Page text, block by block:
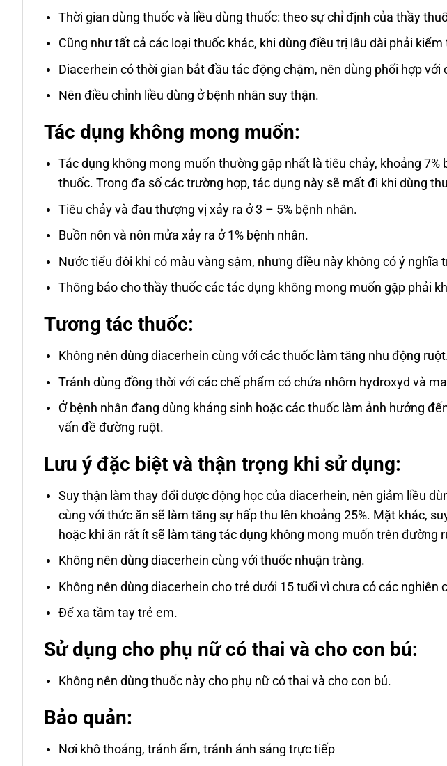
Thời gian dùng thuốc và liều dùng thuốc: theo sự chỉ định của thầy
Cũng như tất cả các loại thuốc khác, khi dùng điều trị lâu dài phải
Diacerhein có thời gian bắt đầu tác động chậm, nên dùng phối hợp
Nên điều chỉnh liều dùng ở bệnh nhân suy thận.
Tác dụng không mong muốn:
Tác dụng không mong muốn thường gặp nhất là tiêu chảy, khoảng
thuốc. Trong đa số các trường hợp, tác dụng này sẽ mất đi khi dùng
Tiêu chảy và đau thượng vị xảy ra ở 3 – 5% bệnh nhân.
Buồn nôn và nôn mửa xảy ra ở 1% bệnh nhân.
Nước tiểu đôi khi có màu vàng sậm, nhưng điều này không có ý nghĩa
Thông báo cho thầy thuốc các tác dụng không mong muốn gặp phải
Tương tác thuốc:
Không nên dùng diacerhein cùng với các thuốc làm tăng nhu động
Tránh dùng đồng thời với các chế phẩm có chứa nhôm hydroxyd và
Ở bệnh nhân đang dùng kháng sinh hoặc các thuốc làm ảnh hưởng
vấn đề đường ruột.
Lưu ý đặc biệt và thận trọng khi sử dụng:
Suy thận làm thay đổi dược động học của diacerhein, nên giảm liều
cùng với thức ăn sẽ làm tăng sự hấp thu lên khoảng 25%. Mặt khác,
hoặc khi ăn rất ít sẽ làm tăng tác dụng không mong muốn trên đường
Không nên dùng diacerhein cùng với thuốc nhuận tràng.
Không nên dùng diacerhein cho trẻ dưới 15 tuổi vì chưa có các
Để xa tầm tay trẻ em.
Sử dụng cho phụ nữ có thai và cho con bú:
Không nên dùng thuốc này cho phụ nữ có thai và cho con bú.
Bảo quản:
Nơi khô thoáng, tránh ẩm, tránh ánh sáng trực tiếp